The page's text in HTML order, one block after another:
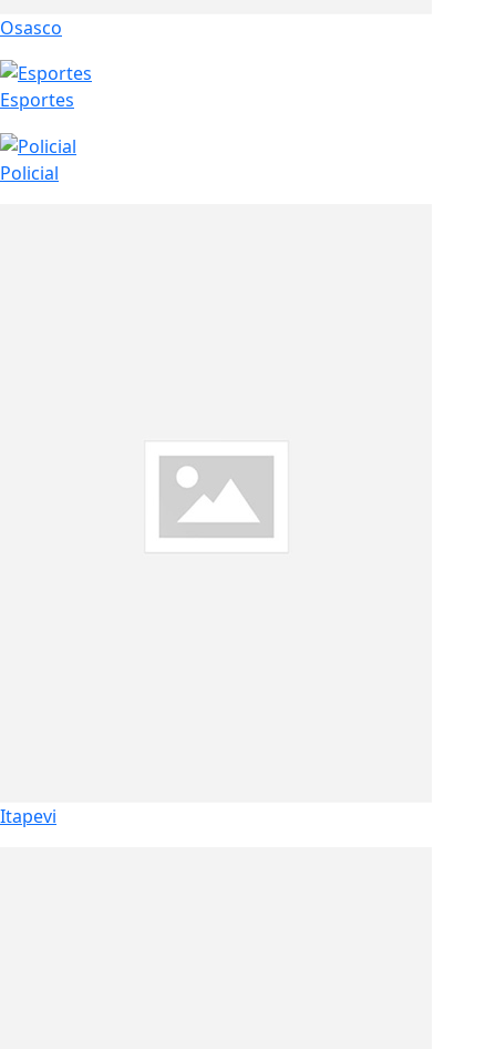
Osasco
Esportes
Policial
Itapevi